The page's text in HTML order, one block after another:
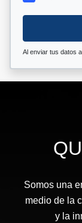
Al enviar tus datos
Somos una
medio de la
y la